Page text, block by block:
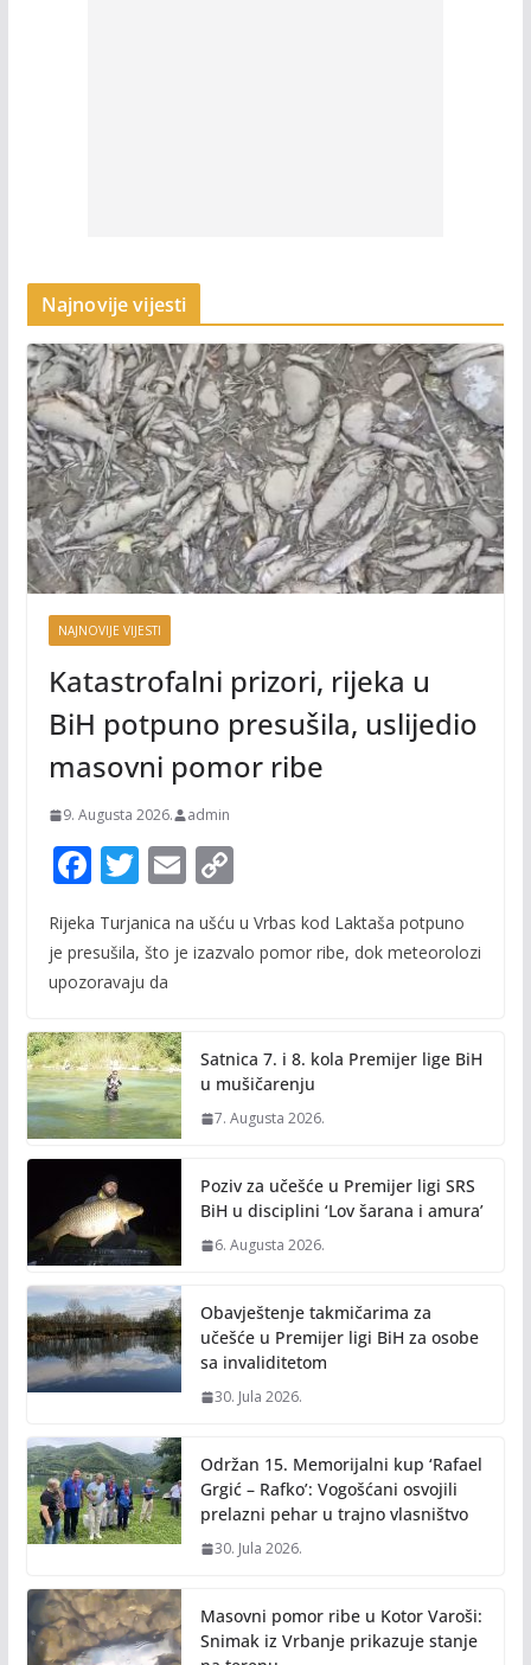
Najnovije vijesti
NAJNOVIJE VIJESTI
Katastrofalni prizori, rijeka u
BiH potpuno presušila, uslijedio
masovni pomor ribe
9. Augusta 2026. admin
F
e
b
o
k
T
itt
er
E
m
ai
C
p
n
k
Rijeka Turjanica na ušću u Vrbas kod Laktaša potpuno
je presušila, što je izazvalo pomor ribe, dok meteorolozi
upozoravaju da
Satnica 7. i 8. kola Premijer lige BiH
u mušičarenju
7. Augusta 2026.
Poziv za učešće u Premijer ligi SRS
BiH u disciplini ‘Lov šarana i amura’
6. Augusta 2026.
Obavještenje takmičarima za
učešće u Premijer ligi BiH za osobe
sa invaliditetom
30. Jula 2026.
Održan 15. Memorijalni kup ‘Rafael
Grgić – Rafko’: Vogošćani osvojili
prelazni pehar u trajno vlasništvo
30. Jula 2026.
Masovni pomor ribe u Kotor Varoši:
Snimak iz Vrbanje prikazuje stanje